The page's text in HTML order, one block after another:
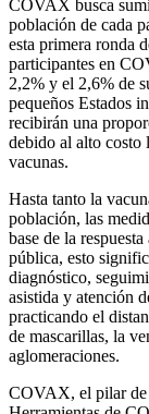
COVAX busca
población de cada
esta primera ronda
participantes en
2,2% y el 2,6% de
pequeños Estados
recibirán una
debido al alto costo
vacunas.
Hasta tanto la
población, las
base de la
pública, esto
diagnóstico,
asistida y atención
practicando el
de mascarillas, la
aglomeraciones.
COVAX, el pilar de